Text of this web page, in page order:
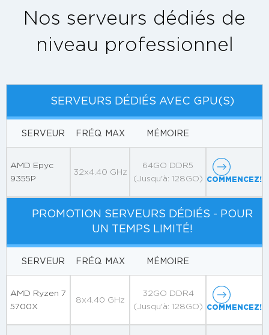
Nos serveurs dédiés de
niveau professionnel
SERVEURS DÉDIÉS AVEC GPU(S)
SERVEUR FRÉQ. MAX MÉMOIRE
AMD Epyc
9355P
32x4.40 GHz
64GO DDR5
(Jusqu'à: 128GO)
COMMENCEZ!
PROMOTION SERVEURS DÉDIÉS - POUR
UN TEMPS LIMITÉ!
SERVEUR FRÉQ. MAX MÉMOIRE
AMD Ryzen 7
5700X
8x4.40 GHz
32GO DDR4
(Jusqu'à: 128GO)
COMMENCEZ!